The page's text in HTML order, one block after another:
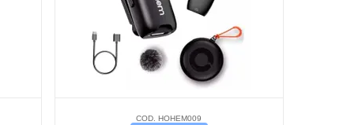
COD. HOHEM009